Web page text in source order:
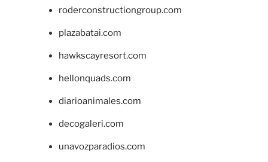
roderconstructiongroup.com
plazabatai.com
hawkscayresort.com
hellonquads.com
diarioanimales.com
decogaleri.com
unavozparadios.com